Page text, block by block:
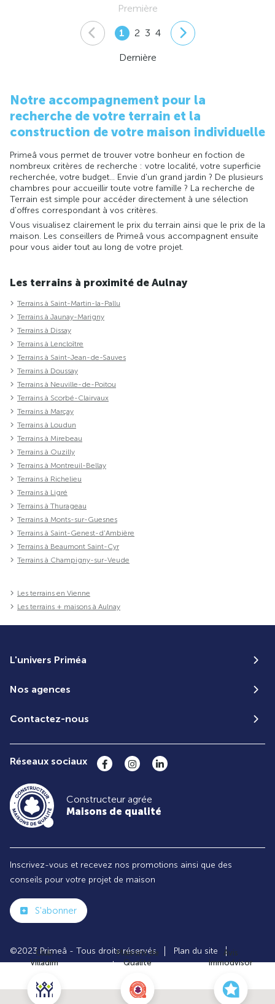
Club
Villadim
Maisons de
Qualité
Avis
Immodvisor
Première
1 2 3 4
Dernière
Notre accompagnement pour la
recherche de votre terrain et la
construction de votre maison individuelle
Primeâ vous permet de trouver votre bonheur en foction de
nombreux critères de recherche : votre localité, votre superficie
recherchée, votre budget... Envie d'un grand jardin ? De plusieurs
chambres pour accueillir toute votre famille ? La recherche de
Terrain est simple pour accéder directement à une sélection
d'offres correspondant à vos critères.
Vous visualisez clairement le prix du terrain ainsi que le prix de la
maison. Les conseillers de Primeâ vous accompagnent ensuite
pour vous aider tout au long de votre projet.
Les terrains à proximité de Aulnay
Terrains à Saint-Martin-la-Pallu
Terrains à Jaunay-Marigny
Terrains à Dissay
Terrains à Lencloître
Terrains à Saint-Jean-de-Sauves
Terrains à Doussay
Terrains à Neuville-de-Poitou
Terrains à Scorbé-Clairvaux
Terrains à Marçay
Terrains à Loudun
Terrains à Mirebeau
Terrains à Ouzilly
Terrains à Montreuil-Bellay
Terrains à Richelieu
Terrains à Ligré
Terrains à Thurageau
Terrains à Monts-sur-Guesnes
Terrains à Saint-Genest-d'Ambière
Terrains à Beaumont Saint-Cyr
Terrains à Champigny-sur-Veude
Les terrains en Vienne
Les terrains + maisons à Aulnay
L'univers Priméa
Nos agences
Contactez-nous
Réseaux sociaux
Constructeur agrée
Maisons de qualité
Inscrivez-vous et recevez nos promotions ainsi que des
conseils pour votre projet de maison
S'abonner
©2023 Primeâ - Tous droits réservés
Plan du site
Paramètres des cookies
Politiques de Confidentialités
Mentions légales
Recrutement
Le groupe VILLADIM